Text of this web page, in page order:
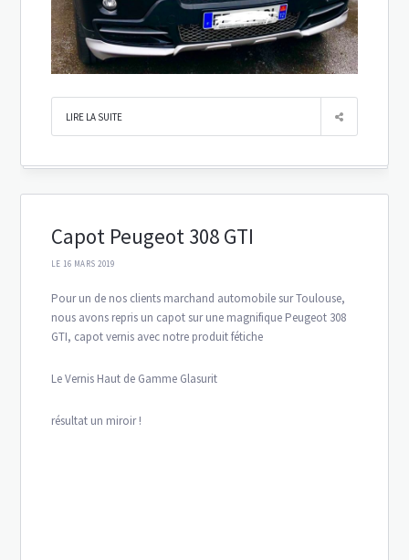
LIRE LA SUITE
Capot Peugeot 308 GTI
LE 16 MARS 2019
Pour un de nos clients marchand automobile sur Toulouse,
nous avons repris un capot sur une magnifique Peugeot 308
GTI, capot vernis avec notre produit fétiche
Le Vernis Haut de Gamme Glasurit
résultat un miroir !